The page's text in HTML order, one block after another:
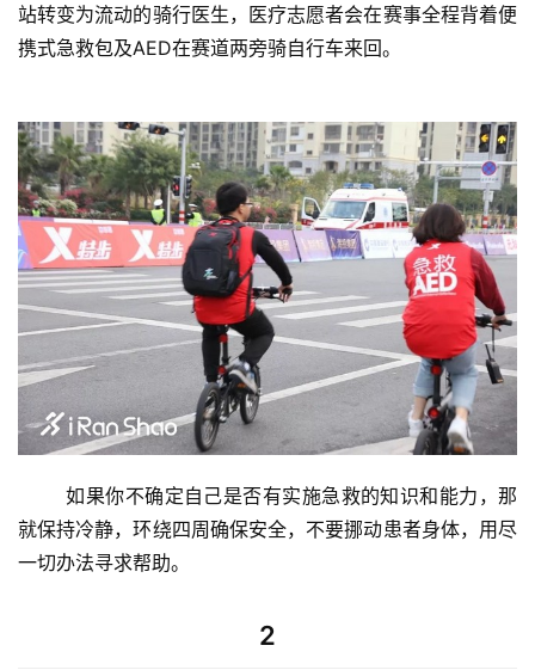
站转变为流动的骑行医生，医疗志愿者会在赛事全程背着便
携式急救包及AED在赛道两旁骑自行车来回。
	如果你不确定自己是否有实施急救的知识和能力，那
就保持冷静，环绕四周确保安全，不要挪动患者身体，用尽
一切办法寻求帮助。
2